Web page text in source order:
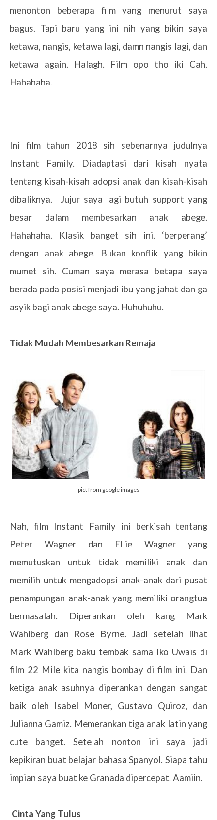
menonton beberapa film yang menurut saya
bagus. Tapi baru yang ini nih yang bikin saya
ketawa, nangis, ketawa lagi, damn nangis lagi, dan
ketawa again. Halagh. Film opo tho iki Cah.
Hahahaha.
Ini film tahun 2018 sih sebenarnya judulnya
Instant Family. Diadaptasi dari kisah nyata
tentang kisah-kisah adopsi anak dan kisah-kisah
dibaliknya.
Jujur saya lagi butuh support yang
besar dalam membesarkan anak abege.
Hahahaha. Klasik banget sih ini. ‘berperang’
dengan anak abege. Bukan konflik yang bikin
mumet sih. Cuman saya merasa betapa saya
berada pada posisi menjadi ibu yang jahat dan ga
asyik bagi anak abege saya. Huhuhuhu.
Tidak Mudah Membesarkan Remaja
pict from google images
Nah, film Instant Family ini berkisah tentang
Peter Wagner dan Ellie Wagner yang
memutuskan untuk tidak memiliki anak dan
memilih untuk mengadopsi anak-anak dari pusat
penampungan anak-anak yang memiliki orangtua
bermasalah. Diperankan oleh kang Mark
Wahlberg dan Rose Byrne. Jadi setelah lihat
Mark Wahlberg baku tembak sama Iko Uwais di
film 22 Mile kita nangis bombay di film ini. Dan
ketiga anak asuhnya diperankan dengan sangat
baik oleh Isabel Moner, Gustavo Quiroz, dan
Julianna Gamiz. Memerankan tiga anak latin yang
cute banget. Setelah nonton ini saya jadi
kepikiran buat belajar bahasa Spanyol. Siapa tahu
impian saya buat ke Granada dipercepat. Aamiin.
Cinta Yang Tulus